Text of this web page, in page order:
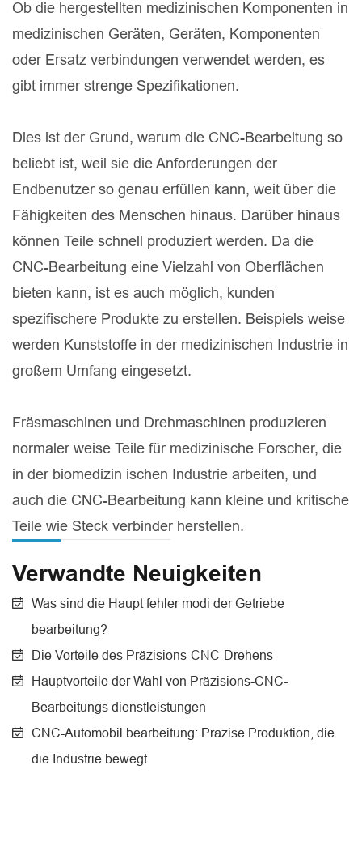
Ob die hergestellten medizinischen Komponenten in
medizinischen Geräten, Geräten, Komponenten
oder Ersatz verbindungen verwendet werden, es
gibt immer strenge Spezifikationen.
Dies ist der Grund, warum die CNC-Bearbeitung so
beliebt ist, weil sie die Anforderungen der
Endbenutzer so genau erfüllen kann, weit über die
Fähigkeiten des Menschen hinaus. Darüber hinaus
können Teile schnell produziert werden. Da die
CNC-Bearbeitung eine Vielzahl von Oberflächen
bieten kann, ist es auch möglich, kunden
spezifischere Produkte zu erstellen. Beispiels weise
werden Kunststoffe in der medizinischen Industrie in
großem Umfang eingesetzt.
Fräsmaschinen und Drehmaschinen produzieren
normaler weise Teile für medizinische Forscher, die
in der biomedizin ischen Industrie arbeiten, und
auch die CNC-Bearbeitung kann kleine und kritische
Teile wie Steck verbinder herstellen.
Verwandte Neuigkeiten
Was sind die Haupt fehler modi der Getriebe
bearbeitung?
Die Vorteile des Präzisions-CNC-Drehens
Hauptvorteile der Wahl von Präzisions-CNC-
Bearbeitungs dienstleistungen
CNC-Automobil bearbeitung: Präzise Produktion, die
die Industrie bewegt